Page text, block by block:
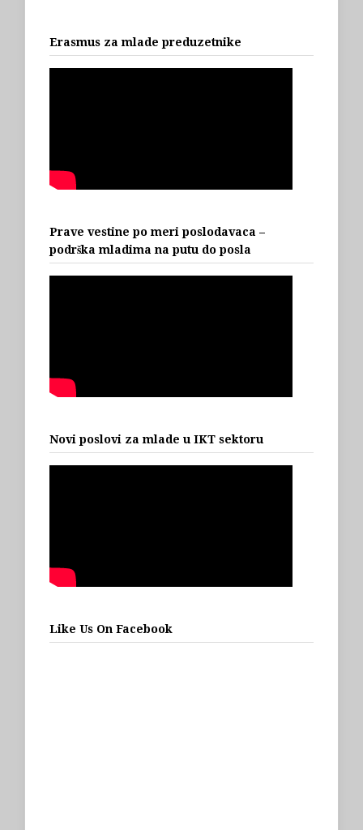
Erasmus za mlade preduzetnike
Prave vestine po meri poslodavaca –
podrška mladima na putu do posla
Novi poslovi za mlade u IKT sektoru
Like Us On Facebook